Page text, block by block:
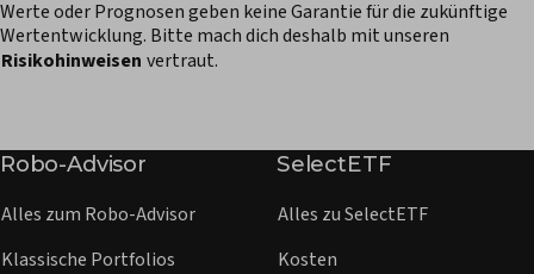
Werte oder Prognosen geben keine Garantie für die zukünftige
Wertentwicklung. Bitte mach dich deshalb mit unseren
Risikohinweisen vertraut.
Robo-Advisor
Alles zum Robo-Advisor
Klassische Portfolios
SelectETF
Alles zu SelectETF
Kosten